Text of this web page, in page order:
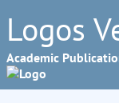
Logos
Academic